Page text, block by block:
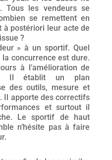
Tous les vendeurs se
se remettent en
à postériori leur acte de
?
» à un sportif. Quel
concurrence est dure.
à l’amélioration de
Il établit un plan
des outils, mesure et
Il apporte des correctifs
et surtout il
Le sportif de haut
n’hésite pas à faire